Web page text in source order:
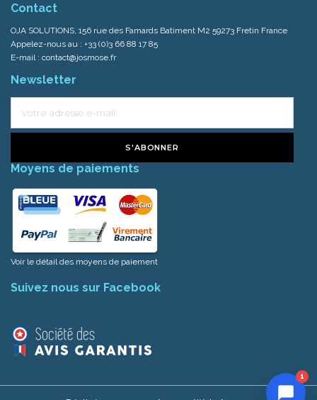
Contact
OJA SOLUTIONS, 156 rue des Famards Batiment M2 59273 Fretin France
Appelez-nous au : +33 (0)3 66 88 17 85
E-mail : contact@josmose.fr
Newsletter
S'ABONNER
Moyens de paiements
Voir le détail des moyens de paiement
Suivez nous sur Facebook
1